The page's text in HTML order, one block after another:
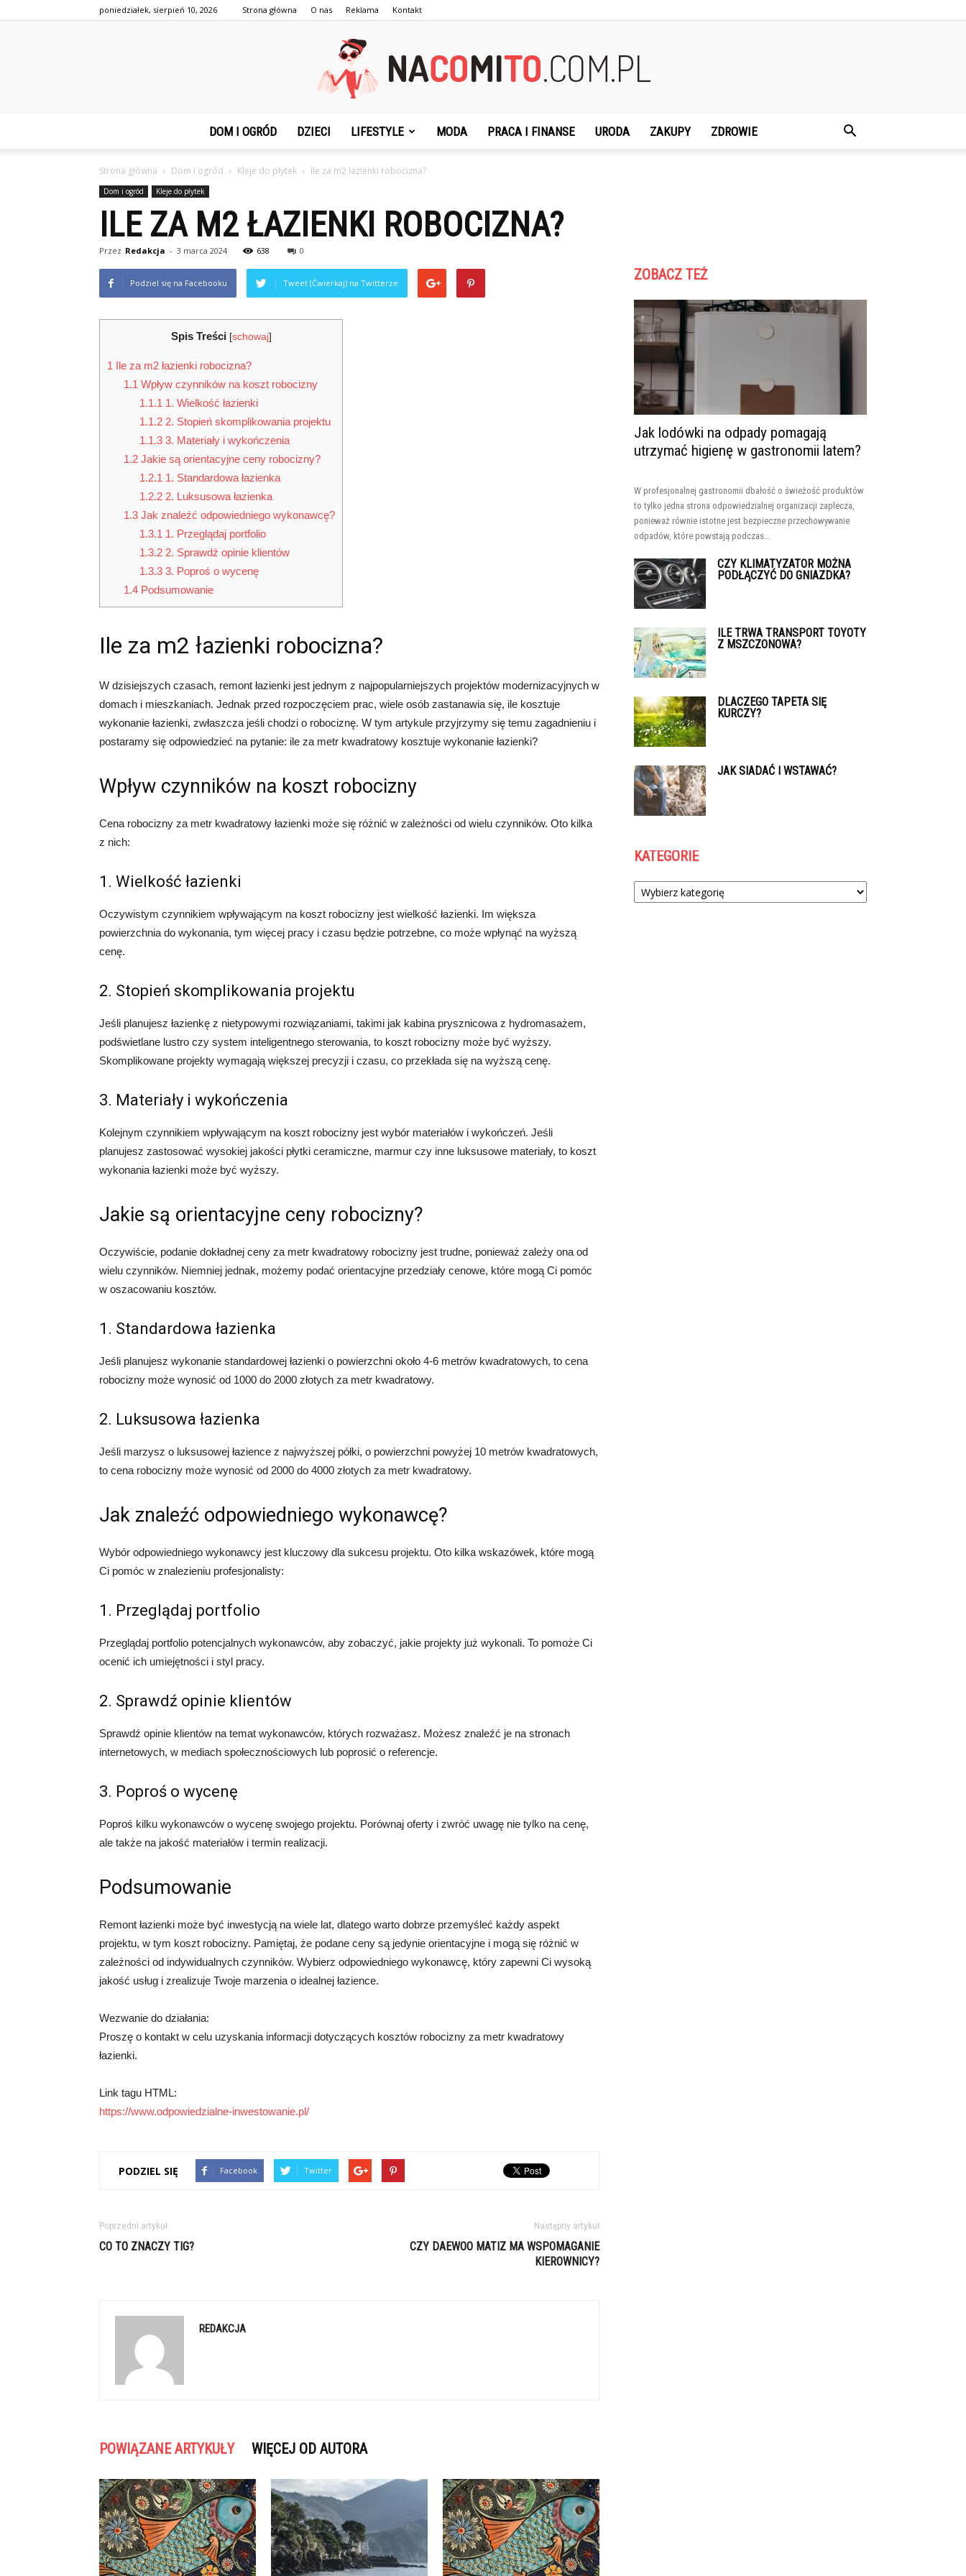
poniedziałek, sierpień 10, 2026 Strona główna O nas Reklama Kontakt
DOM I OGRÓD DZIECI LIFESTYLE MODA PRACA I FINANSE URODA ZAKUPY ZDROWIE
Strona główna Dom i ogród Kleje do płytek Ile za m2 łazienki robocizna?
Dom i ogród Kleje do płytek
ILE ZA M2 ŁAZIENKI ROBOCIZNA?
Przez Redakcja - 3 marca 2024 638 0
Podziel się na Facebooku Tweet (Ćwierkaj) na Twitterze
Spis Treści [schowaj]
1 Ile za m2 łazienki robocizna?
1.1 Wpływ czynników na koszt robocizny
1.1.1 1. Wielkość łazienki
1.1.2 2. Stopień skomplikowania projektu
1.1.3 3. Materiały i wykończenia
1.2Jakie są orientacyjne ceny robocizny?
1.2.1 1. Standardowa łazienka
1.2.2 2. Luksusowa łazienka
1.3Jak znaleźć odpowiedniego wykonawcę?
1.3.1 1. Przeglądaj portfolio
1.3.2 2. Sprawdź opinie klientów
1.3.3 3. Poproś o wycenę
1.4Podsumowanie
Ile za m2 łazienki robocizna?
W dzisiejszych czasach, remont łazienki jest jednym z najpopularniejszych projektów modernizacyjnych w
domach i mieszkaniach. Jednak przed rozpoczęciem prac, wiele osób zastanawia się, ile kosztuje
wykonanie łazienki, zwłaszcza jeśli chodzi o robociznę. W tym artykule przyjrzymy się temu zagadnieniu i
postaramy się odpowiedzieć na pytanie: ile za metr kwadratowy kosztuje wykonanie łazienki?
Wpływ czynników na koszt robocizny
Cena robocizny za metr kwadratowy łazienki może się różnić w zależności od wielu czynników. Oto kilka
z nich:
1. Wielkość łazienki
Oczywistym czynnikiem wpływającym na koszt robocizny jest wielkość łazienki. Im większa
powierzchnia do wykonania, tym więcej pracy i czasu będzie potrzebne, co może wpłynąć na wyższą
cenę.
2. Stopień skomplikowania projektu
Jeśli planujesz łazienkę z nietypowymi rozwiązaniami, takimi jak kabina prysznicowa z hydromasażem,
podświetlane lustro czy system inteligentnego sterowania, to koszt robocizny może być wyższy.
Skomplikowane projekty wymagają większej precyzji i czasu, co przekłada się na wyższą cenę.
3. Materiały i wykończenia
Kolejnym czynnikiem wpływającym na koszt robocizny jest wybór materiałów i wykończeń. Jeśli
planujesz zastosować wysokiej jakości płytki ceramiczne, marmur czy inne luksusowe materiały, to koszt
wykonania łazienki może być wyższy.
Jakie są orientacyjne ceny robocizny?
Oczywiście, podanie dokładnej ceny za metr kwadratowy robocizny jest trudne, ponieważ zależy ona od
wielu czynników. Niemniej jednak, możemy podać orientacyjne przedziały cenowe, które mogą Ci pomóc
w oszacowaniu kosztów.
1. Standardowa łazienka
Jeśli planujesz wykonanie standardowej łazienki o powierzchni około 4-6 metrów kwadratowych, to cena
robocizny może wynosić od 1000 do 2000 złotych za metr kwadratowy.
2. Luksusowa łazienka
Jeśli marzysz o luksusowej łazience z najwyższej półki, o powierzchni powyżej 10 metrów kwadratowych,
to cena robocizny może wynosić od 2000 do 4000 złotych za metr kwadratowy.
Jak znaleźć odpowiedniego wykonawcę?
Wybór odpowiedniego wykonawcy jest kluczowy dla sukcesu projektu. Oto kilka wskazówek, które mogą
Ci pomóc w znalezieniu profesjonalisty:
1. Przeglądaj portfolio
Przeglądaj portfolio potencjalnych wykonawców, aby zobaczyć, jakie projekty już wykonali. To pomoże Ci
ocenić ich umiejętności i styl pracy.
2. Sprawdź opinie klientów
Sprawdź opinie klientów na temat wykonawców, których rozważasz. Możesz znaleźć je na stronach
internetowych, w mediach społecznościowych lub poprosić o referencje.
3. Poproś o wycenę
Poproś kilku wykonawców o wycenę swojego projektu. Porównaj oferty i zwróć uwagę nie tylko na cenę,
ale także na jakość materiałów i termin realizacji.
Podsumowanie
Remont łazienki może być inwestycją na wiele lat, dlatego warto dobrze przemyśleć każdy aspekt
projektu, w tym koszt robocizny. Pamiętaj, że podane ceny są jedynie orientacyjne i mogą się różnić w
zależności od indywidualnych czynników. Wybierz odpowiedniego wykonawcę, który zapewni Ci wysoką
jakość usług i zrealizuje Twoje marzenia o idealnej łazience.
Wezwanie do działania:
Proszę o kontakt w celu uzyskania informacji dotyczących kosztów robocizny za metr kwadratowy
łazienki.
Link tagu HTML:
https://www.odpowiedzialne-inwestowanie.pl/
PODZIEL SIĘ Facebook Twitter
Poprzedni artykuł
CO TO ZNACZY TIG?
Następny artykuł
CZY DAEWOO MATIZ MA WSPOMAGANIE
KIEROWNICY?
REDAKCJA
POWIĄZANE ARTYKUŁY WIĘCEJ OD AUTORA
ZOBACZ TEŻ
Jak lodówki na odpady pomagają
utrzymać higienę w gastronomii latem?
W profesjonalnej gastronomii dbałość o świeżość produktów
to tylko jedna strona odpowiedzialnej organizacji zaplecza,
ponieważ równie istotne jest bezpieczne przechowywanie
odpadów, które powstają podczas...
CZY KLIMATYZATOR MOŻNA
PODŁĄCZYĆ DO GNIAZDKA?
ILE TRWA TRANSPORT TOYOTY
Z MSZCZONOWA?
DLACZEGO TAPETA SIĘ
KURCZY?
JAK SIADAĆ I WSTAWAĆ?
KATEGORIE
Kategorie